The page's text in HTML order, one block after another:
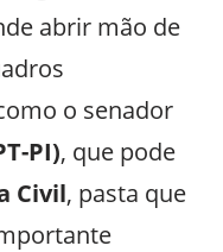
abrir mão de
o senador
PI), que pode
Civil, pasta que